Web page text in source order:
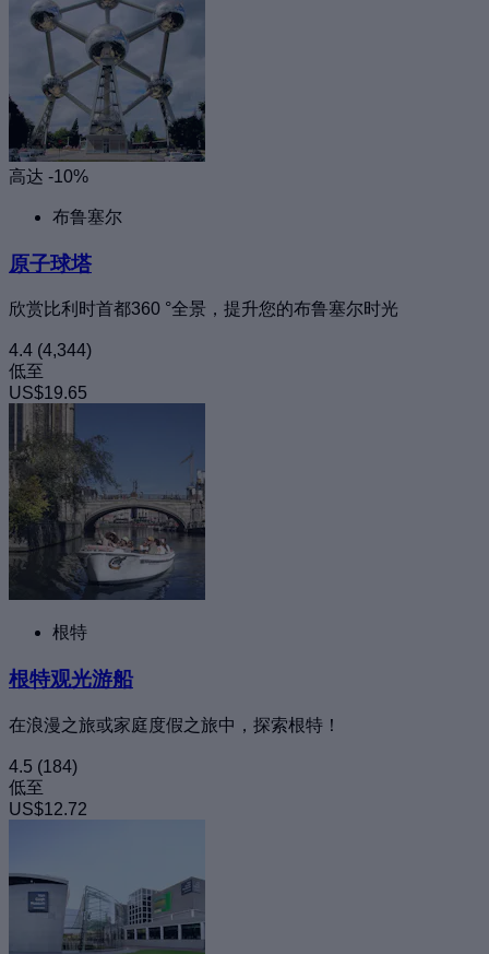
高达 -10%
布鲁塞尔
原子球塔
欣赏比利时首都360 °全景，提升您的布鲁塞尔时光
4.4 (4,344)
低至
US$19.65
根特
根特观光游船
在浪漫之旅或家庭度假之旅中，探索根特！
4.5 (184)
低至
US$12.72